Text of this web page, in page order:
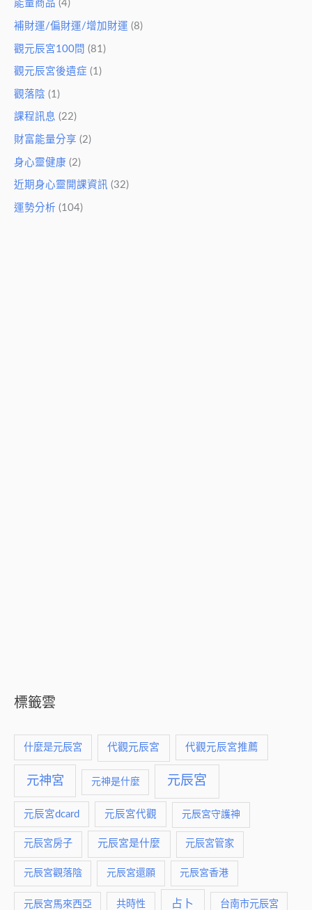
能量商品 (4)
補財運/偏財運/增加財運 (8)
觀元辰宮100問 (81)
觀元辰宮後遺症 (1)
觀落陰 (1)
課程訊息 (22)
財富能量分享 (2)
身心靈健康 (2)
近期身心靈開課資訊 (32)
運勢分析 (104)
標籤雲
什麼是元辰宮 代觀元辰宮 代觀元辰宮推薦
元神宮 元神是什麼 元辰宮
元辰宮dcard 元辰宮代觀 元辰宮守護神
元辰宮房子 元辰宮是什麼 元辰宮管家
元辰宮觀落陰 元辰宮還願 元辰宮香港
元辰宮馬來西亞 共時性 占卜 台南市元辰宮